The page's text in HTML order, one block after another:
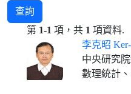
查詢
第 1-1 項，共 1 項資料.
李克昭
中央研究院統計科學研
數理統計